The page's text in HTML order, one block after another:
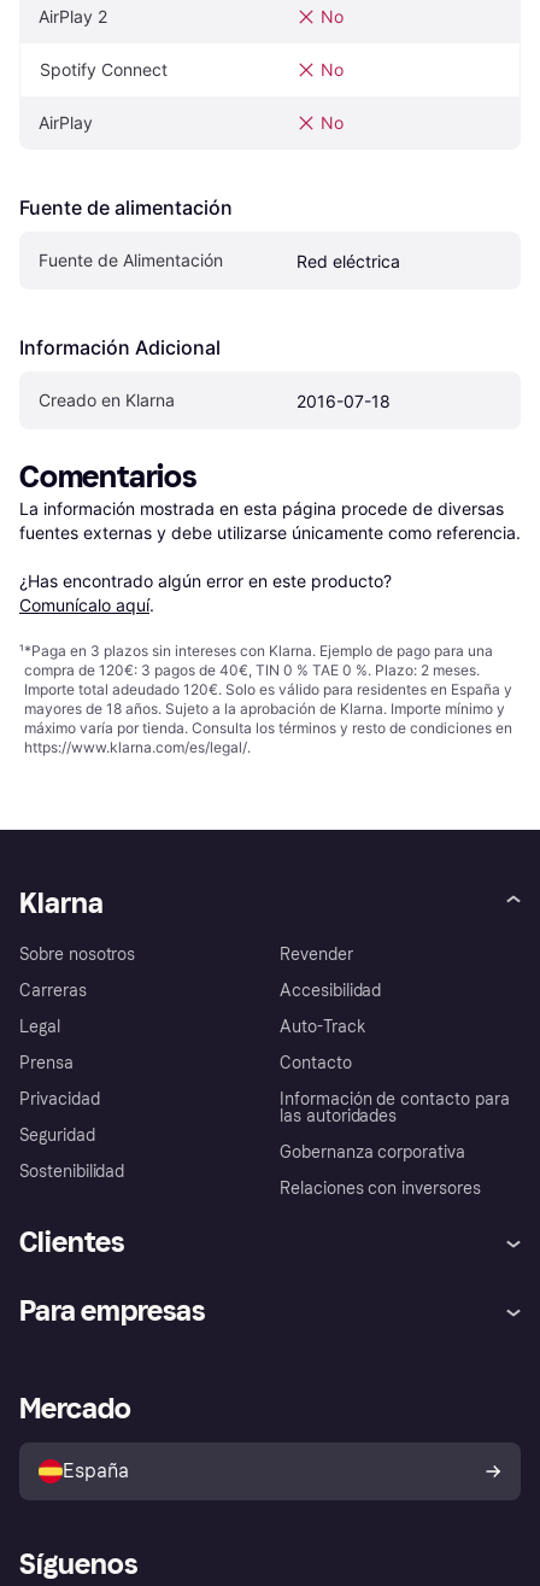
AirPlay 2 No
Spotify Connect No
AirPlay No
Fuente de alimentación
Fuente de Alimentación Red eléctrica
Información Adicional
Creado en Klarna 2016-07-18
Comentarios
La información mostrada en esta página procede de diversas
fuentes externas y debe utilizarse únicamente como referencia.
¿Has encontrado algún error en este producto?
Comunícalo aquí.
¹*Paga en 3 plazos sin intereses con Klarna. Ejemplo de pago para una
compra de 120€: 3 pagos de 40€, TIN 0 % TAE 0 %. Plazo: 2 meses.
Importe total adeudado 120€. Solo es válido para residentes en España y
mayores de 18 años. Sujeto a la aprobación de Klarna. Importe mínimo y
máximo varía por tienda. Consulta los términos y resto de condiciones en
https://www.klarna.com/es/legal/.
Klarna
Sobre nosotros
Carreras
Legal
Prensa
Privacidad
Seguridad
Sostenibilidad
Revender
Accesibilidad
Auto-Track
Contacto
Información de contacto para
las autoridades
Gobernanza corporativa
Relaciones con inversores
Clientes
Inicio de sesión
Directorio de tiendas
Política de protección al
comprador de Klarna
Reclamaciones
Para empresas
Acceso empresas
Mercado
España
Síguenos